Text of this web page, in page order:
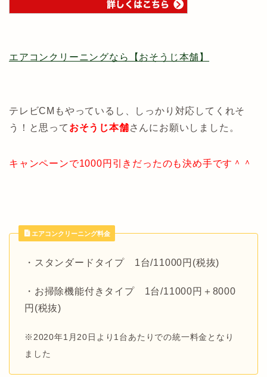
エアコンクリーニングなら【おそうじ本舗】
テレビCMもやっているし、しっかり対応してくれそ
う！と思って おそうじ本舗さんにお願いしました。
キャンペーンで1000円引きだったのも決め手です＾＾
エアコンクリーニング料金
・スタンダードタイプ 1台/11000円(税抜)
・お掃除機能付きタイプ 1台/11000円＋8000
円(税抜)
※2020年1月20日より1台あたりでの統一料金となり
ました